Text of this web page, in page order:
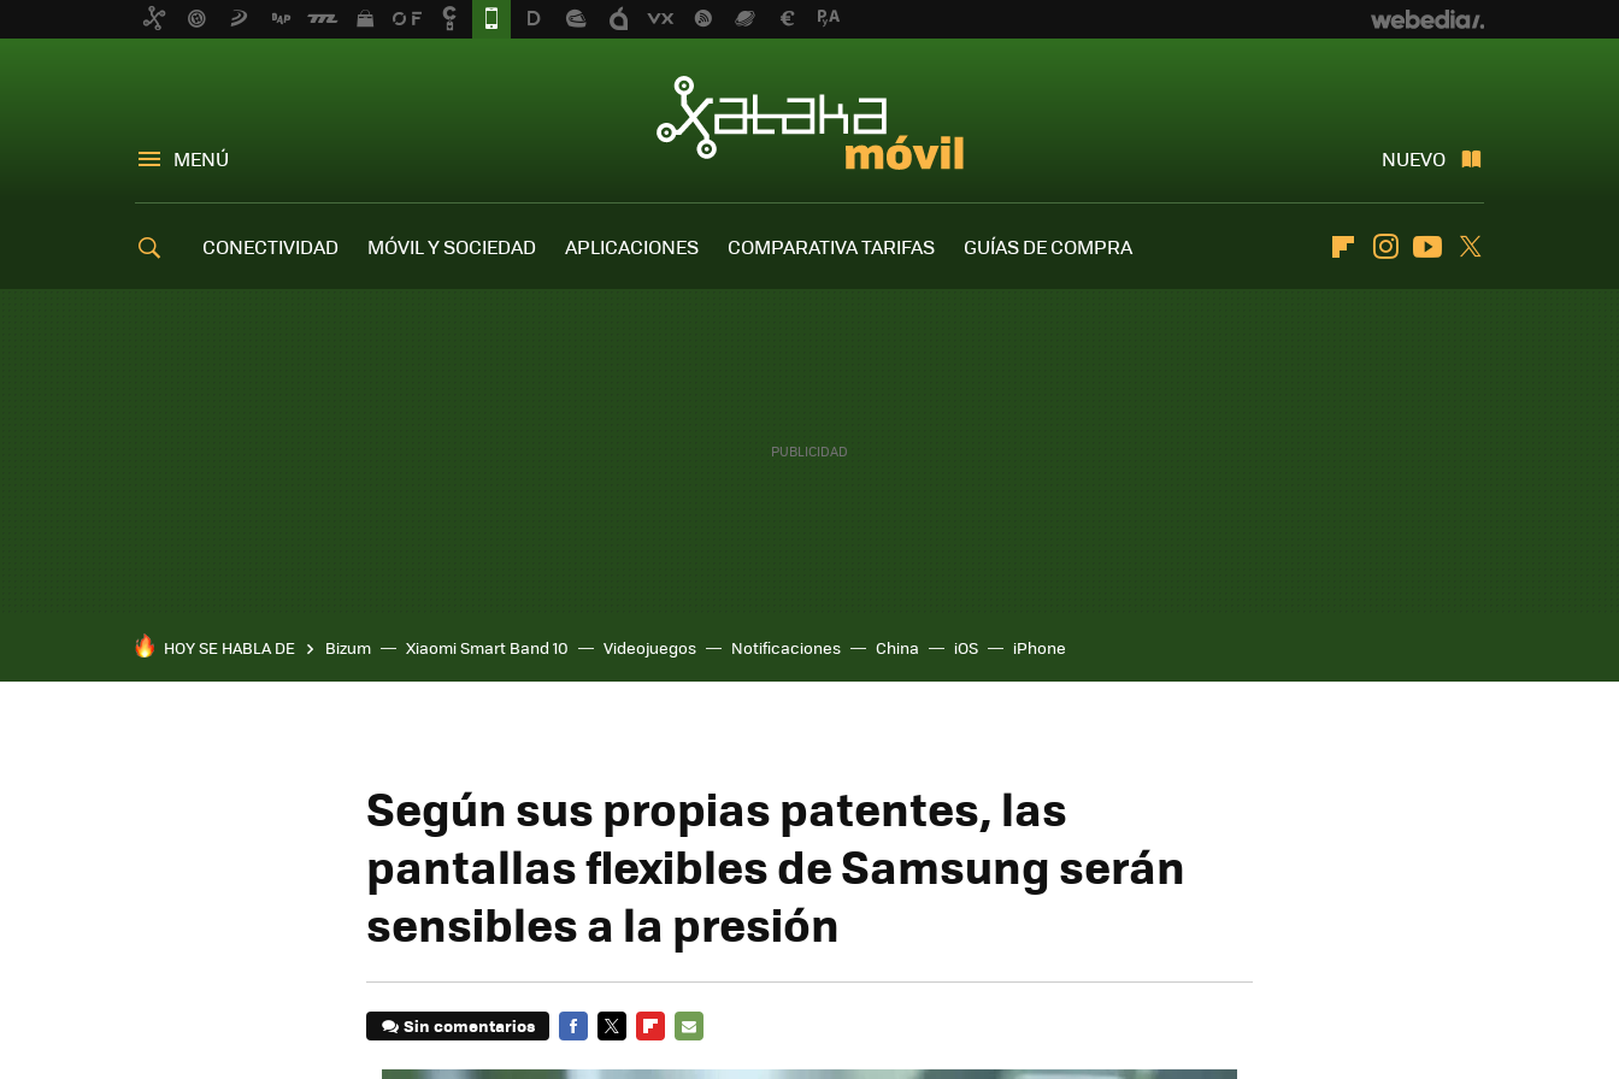
MENÚ NUEVO
CONECTIVIDAD MÓVIL Y SOCIEDAD APLICACIONES COMPARATIVA TARIFAS
GUÍAS DE COMPRA
FlipboardInstagramYoutube
HOY SE HABLA DE Bizum Xiaomi Smart Band 10 Videojuegos Notificaciones China iOS iPhone
Según sus propias patentes, las
pantallas flexibles de Samsung serán
sensibles a la presión
Sin comentarios